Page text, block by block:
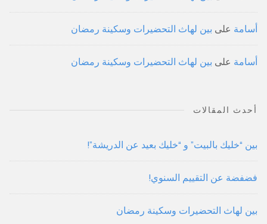
أسامة على بين لهاث التحضيرات وسكينة رمضان
أسامة على بين لهاث التحضيرات وسكينة رمضان
أحدث المقالات
بين “خليك بالبيت” و “خليك بعيد عن الدريشة”!
فضفضة عن التقييم السنوي!
بين لهاث التحضيرات وسكينة رمضان